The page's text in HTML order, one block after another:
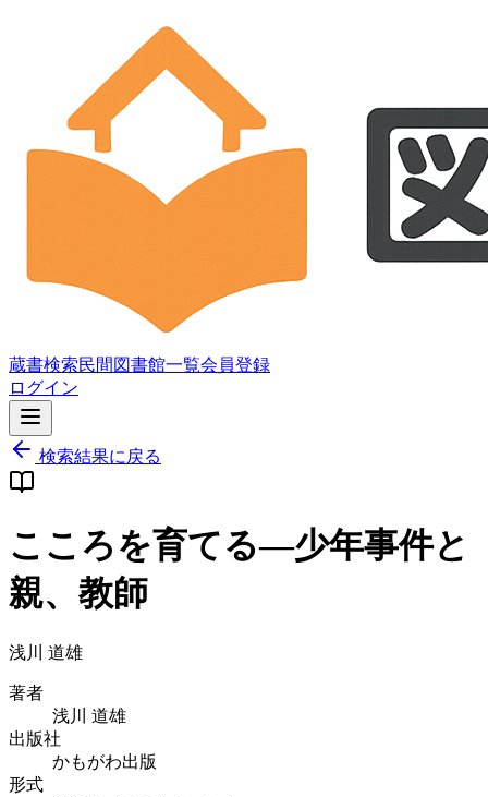
蔵書検索民間図書館一覧会員登録
ログイン
検索結果に戻る
こころを育てる―少年事件と
親、教師
浅川 道雄
著者
浅川 道雄
出版社
かもがわ出版
形式